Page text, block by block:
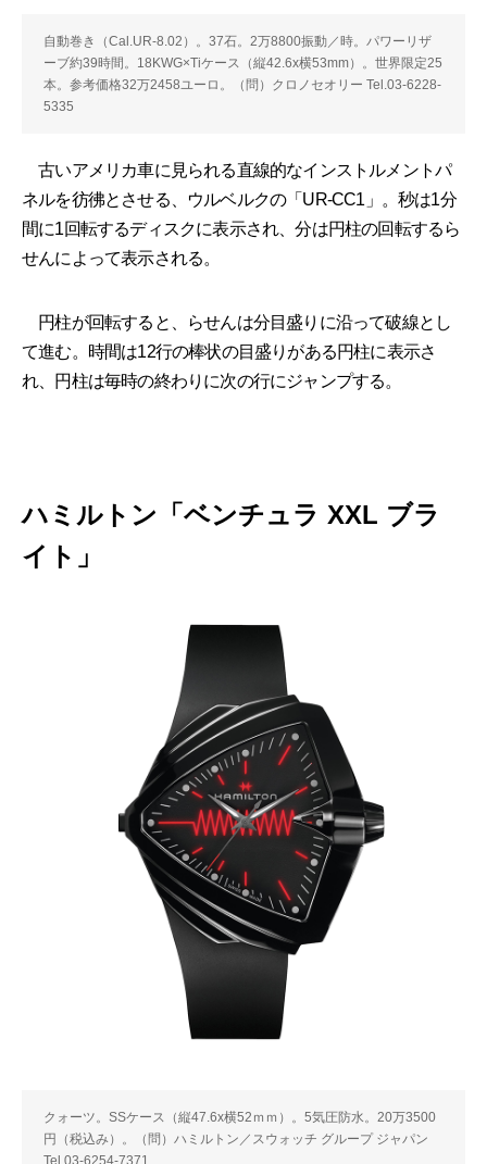
自動巻き（Cal.UR-8.02）。37石。2万8800振動／時。パワーリザ
ーブ約39時間。18KWG×Tiケース（縦42.6x横53mm）。世界限定25
本。参考価格32万2458ユーロ。（問）クロノセオリー Tel.03-6228-
5335
古いアメリカ車に見られる直線的なインストルメントパ
ネルを彷彿とさせる、ウルベルクの「UR-CC1」。秒は1分
間に1回転するディスクに表示され、分は円柱の回転するら
せんによって表示される。
円柱が回転すると、らせんは分目盛りに沿って破線とし
て進む。時間は12行の棒状の目盛りがある円柱に表示さ
れ、円柱は毎時の終わりに次の行にジャンプする。
ハミルトン「ベンチュラ XXL ブラ
イト」
クォーツ。SSケース（縦47.6x横52ｍｍ）。5気圧防水。20万3500
円（税込み）。（問）ハミルトン／スウォッチ グループ ジャパン
Tel.03-6254-7371